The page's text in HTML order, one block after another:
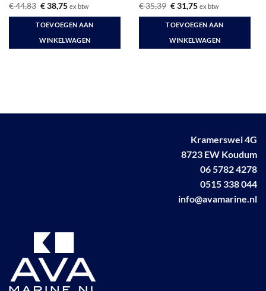
Gewaardeerd
4.8uit 5
€44,83 Oorspronkelijke
was:
€ 44,83.
€38,75Huidige
is:
€ 38,75.
ex btw
TOEVOEGEN AAN
WINKELWAGEN
Gewaardeerd
5uit 5
€35,39 Oorspronkelijke
was:
€ 35,39.
€31,75Huidige
is:
€ 31,75.
ex btw
TOEVOEGEN AAN
WINKELWAGEN
Kramerswei 4G
8723 EW Koudum
06 5782 4278
0515 338 044
info@avamarine.nl